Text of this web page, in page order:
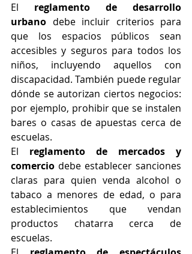
El reglamento de desarrollo
urbano debe incluir criterios para
que los espacios públicos sean
accesibles y seguros para todos los
niños, incluyendo aquellos con
discapacidad. También puede regular
dónde se autorizan ciertos negocios:
por ejemplo, prohibir que se instalen
bares o casas de apuestas cerca de
escuelas.
El reglamento de mercados y
comercio debe establecer sanciones
claras para quien venda alcohol o
tabaco a menores de edad, o para
establecimientos que vendan
productos chatarra cerca de
escuelas.